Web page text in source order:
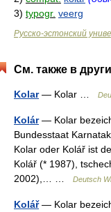
3) typogr. veerg
Русско-эстонский
См. также в
Kolar— Kolar …
Kolár— Kolar
Bundesstaat
Kolar oder Kolář ist
Kolář (* 1987),
2002),… …
Deutsch
Kolář— Kolar